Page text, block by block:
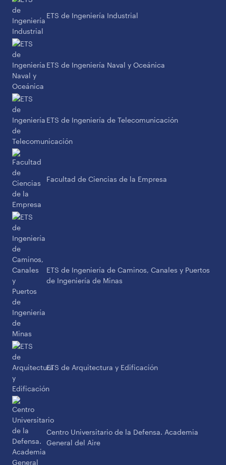
ETS de Ingeniería Industrial
ETS de Ingeniería Naval y Oceánica
ETS de Ingeniería de Telecomunicación
Facultad de Ciencias de la Empresa
ETS de Ingeniería de Caminos, Canales y Puertos
de Ingeniería de Minas
ETS de Arquitectura y Edificación
Centro Universitario de la Defensa. Academia
General del Aire